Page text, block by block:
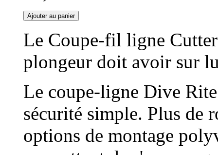
Ajouter au panier
Le Coupe-fil ligne
plongeur doit avoir sur
Le coupe-ligne Dive
sécurité simple. Plus de
options de montage